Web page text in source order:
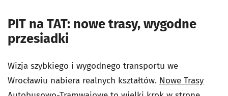
PIT na TAT: nowe trasy, wygodne
przesiadki
Wizja szybkiego i wygodnego transportu we
Wrocławiu nabiera realnych kształtów. Nowe Trasy